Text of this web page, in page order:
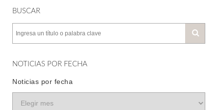
BUSCAR
NOTICIAS POR FECHA
Noticias por fecha